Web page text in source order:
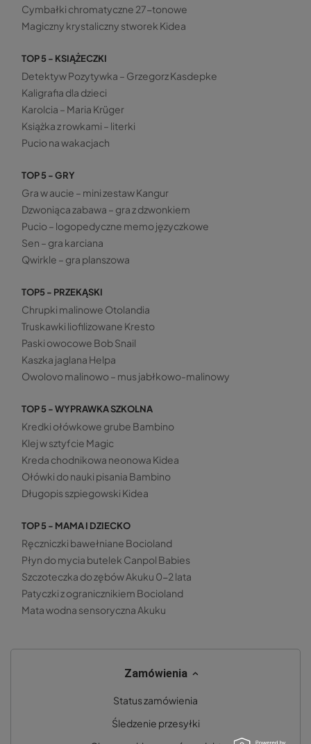
Cymbałki chromatyczne 27-tonowe
Magiczny krystaliczny stworek Kidea
TOP 5 - KSIĄŻECZKI
Detektyw Pozytywka – Grzegorz Kasdepke
Kaligrafia dla dzieci
Karolcia – Maria Krüger
Książka z rowkami – literki
Pucio na wakacjach
TOP 5 - GRY
Gra w aucie – mini zestaw Kangur
Dzwoniąca zabawa – gra z dzwonkiem
Pucio – logopedyczne memo języczkowe
Sen – gra karciana
Qwirkle – gra planszowa
TOP5 - PRZEKĄSKI
Chrupki malinowe Otolandia
Truskawki liofilizowane Kresto
Paski owocowe Bob Snail
Kaszka jaglana Helpa
Owolovo malinowo – mus jabłkowo-malinowy
TOP 5 - WYPRAWKA SZKOLNA
Kredki ołówkowe grube Bambino
Klej w sztyfcie Magic
Kreda chodnikowa neonowa Kidea
Ołówki do nauki pisania Bambino
Długopis szpiegowski Kidea
TOP 5 - MAMA I DZIECKO
Ręczniczki bawełniane Bocioland
Płyn do mycia butelek Canpol Babies
Szczoteczka do zębów Akuku 0-2 lata
Patyczki z ogranicznikiem Bocioland
Mata wodna sensoryczna Akuku
Zamówienia
Status zamówienia
Śledzenie przesyłki